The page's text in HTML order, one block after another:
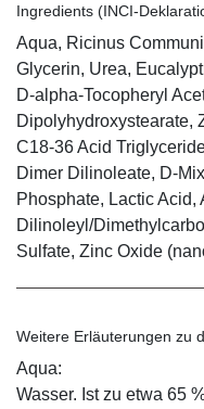
Ingredients (INCI-
Aqua, Ricinus
Glycerin, Urea,
D-alpha-Tocopheryl
Dipolyhydroxystearate,
C18-36 Acid
Dimer Dilinoleate, D-
Phosphate, Lactic
Dilinoleyl/
Sulfate, Zinc Oxide
Weitere Erläuterungen zu
Aqua:
Wasser. Ist zu etwa 65